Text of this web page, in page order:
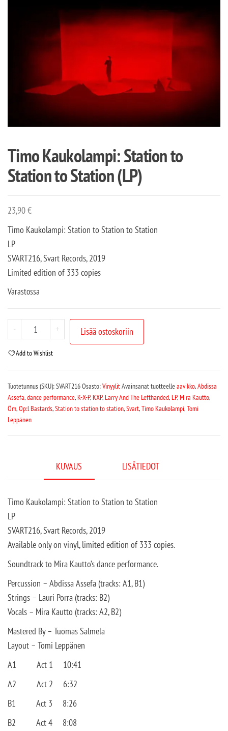
Timo Kaukolampi: Station to
Station to Station (LP)
23,90€
Timo Kaukolampi: Station to Station to Station
LP
SVART216, Svart Records, 2019
Limited edition of 333 copies
Varastossa
- + Lisää ostoskoriin
Add to Wishlist
Tuotetunnus (SKU):SVART216Osasto:VinyylitAvainsanat tuotteelleaavikko,Abdissa
Assefa,dance performance,K-X-P,KXP,Larry And The Lefthanded,LP,Mira Kautto,
Öm,Op:l Bastards,Station to station to station,Svart,Timo Kaukolampi,Tomi
Leppänen
KUVAUS LISÄTIEDOT
Timo Kaukolampi: Station to Station to Station
LP
SVART216, Svart Records, 2019
Available only on vinyl, limited edition of 333 copies.
Soundtrack to Mira Kautto’s dance performance.
Percussion – Abdissa Assefa (tracks: A1, B1)
Strings – Lauri Porra (tracks: B2)
Vocals – Mira Kautto (tracks: A2, B2)
Mastered By – Tuomas Salmela
Layout – Tomi Leppänen
A1
Act 1
10:41
A2
Act 2
6:32
B1
Act 3
8:26
B2
Act 4 8:08